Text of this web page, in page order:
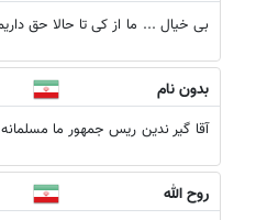
بی خیال ... ما از کی تا حالا حق
بدون نام
آقا گیر ندین ریس جمهور ما
روح الله